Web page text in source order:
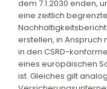
dem 7.1.2030 enden,
eine zeitlich
erstellen, in Anspruch
in den CSRD-
eines europäischen
ist. Gleiches gilt